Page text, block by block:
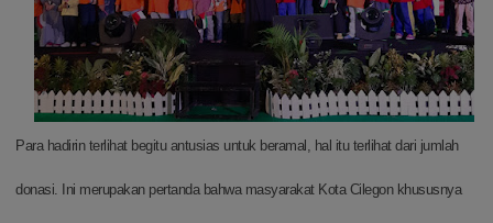
Para hadirin terlihat begitu antusias untuk beramal, hal itu terlihat dari jumlah
donasi. Ini merupakan pertanda bahwa masyarakat Kota Cilegon khususnya